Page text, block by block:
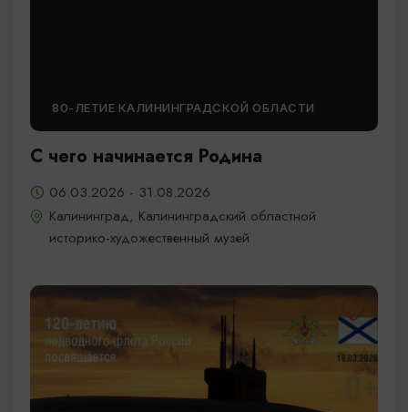
80-ЛЕТИЕ КАЛИНИНГРАДСКОЙ ОБЛАСТИ
С чего начинается Родина
06.03.2026 - 31.08.2026
Калининград, Калининградский областной
историко-художественный музей